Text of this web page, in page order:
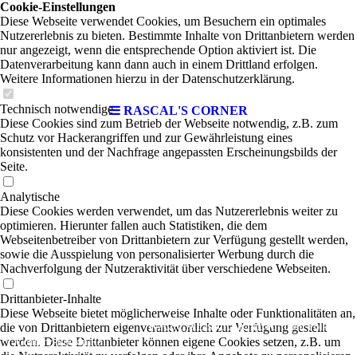
RASCAL'S CORNER
RASCAL's CORNER | Irish Folk-
Country-Rock'n'Roll
Cookie-Einstellungen
Diese Webseite verwendet Cookies, um Besuchern ein optimales
Nutzererlebnis zu bieten. Bestimmte Inhalte von Drittanbietern werden
nur angezeigt, wenn die entsprechende Option aktiviert ist. Die
Datenverarbeitung kann dann auch in einem Drittland erfolgen.
Weitere Informationen hierzu in der Datenschutzerklärung.
Technisch notwendige
Diese Cookies sind zum Betrieb der Webseite notwendig, z.B. zum
Schutz vor Hackerangriffen und zur Gewährleistung eines
konsistenten und der Nachfrage angepassten Erscheinungsbilds der
Seite.
Analytische
Diese Cookies werden verwendet, um das Nutzererlebnis weiter zu
optimieren. Hierunter fallen auch Statistiken, die dem
Webseitenbetreiber von Drittanbietern zur Verfügung gestellt werden,
sowie die Ausspielung von personalisierter Werbung durch die
Nachverfolgung der Nutzeraktivität über verschiedene Webseiten.
Drittanbieter-Inhalte
Diese Webseite bietet möglicherweise Inhalte oder Funktionalitäten an,
die von Drittanbietern eigenverantwortlich zur Verfügung gestellt
werden. Diese Drittanbieter können eigene Cookies setzen, z.B. um